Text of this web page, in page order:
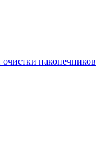
наконечников